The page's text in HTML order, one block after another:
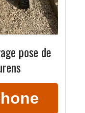
pose de